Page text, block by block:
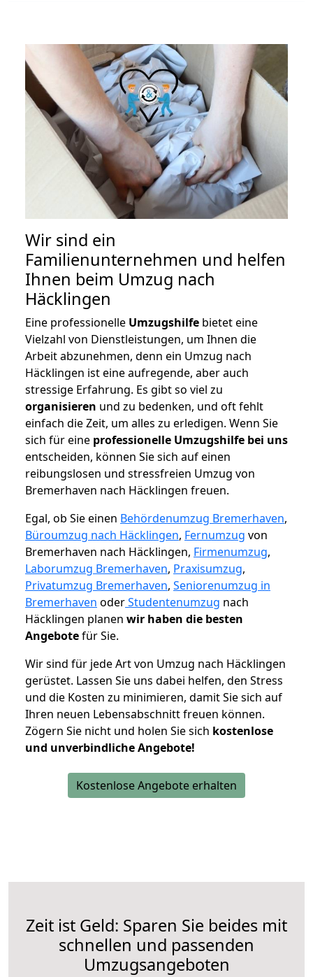
Wir sind ein
Familienunternehmen und helfen
Ihnen beim Umzug nach
Häcklingen
Eine professionelle Umzugshilfe bietet eine
Vielzahl von Dienstleistungen, um Ihnen die
Arbeit abzunehmen, denn ein Umzug nach
Häcklingen ist eine aufregende, aber auch
stressige Erfahrung. Es gibt so viel zu
organisieren und zu bedenken, und oft fehlt
einfach die Zeit, um alles zu erledigen. Wenn Sie
sich für eine professionelle Umzugshilfe bei uns
entscheiden, können Sie sich auf einen
reibungslosen und stressfreien Umzug von
Bremerhaven nach Häcklingen freuen.
Egal, ob Sie einen Behördenumzug Bremerhaven,
Büroumzug nach Häcklingen, Fernumzug von
Bremerhaven nach Häcklingen, Firmenumzug,
Laborumzug Bremerhaven, Praxisumzug,
Privatumzug Bremerhaven, Seniorenumzug in
Bremerhaven oderStudentenumzug nach
Häcklingen planen wir haben die besten
Angebotefür Sie.
Wir sind für jede Art von Umzug nach Häcklingen
gerüstet. Lassen Sie uns dabei helfen, den Stress
und die Kosten zu minimieren, damit Sie sich auf
Ihren neuen Lebensabschnitt freuen können.
Zögern Sie nicht und holen Sie sich kostenlose
und unverbindliche Angebote!
Kostenlose Angebote erhalten
Zeit ist Geld: Sparen Sie beides mit
schnellen und passenden
Umzugsangeboten